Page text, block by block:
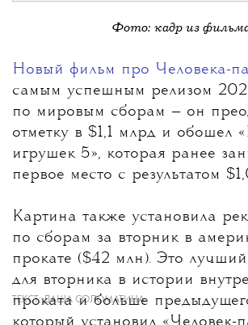
Фото: кадр из
Новый фильм про Человека-
самым успешным релизом
по мировым сборам — он
отметку в $1,1 млрд и обошел
игрушек 5», которая ранее
первое место с результатом
Картина также установила
по сборам за вторник в
прокате ($42 млн). Это лучший
для вторника в истории
проката и больше
ТЕКСТ:ДАША СОЛОМАТИНА